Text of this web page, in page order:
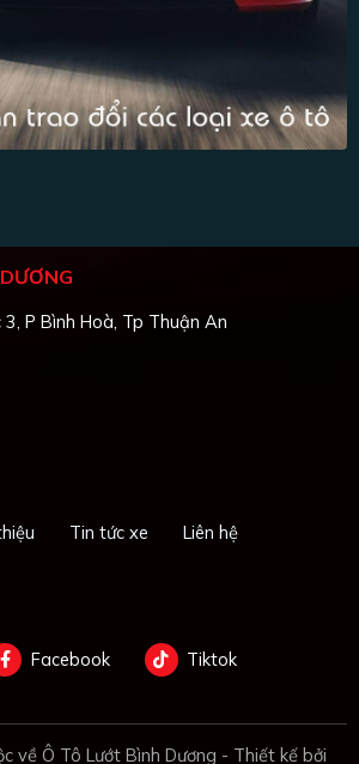
P Bình Hoà, Tp Thuận An
Tin tức xe Liên hệ
Facebook Tiktok
về Ô Tô Lướt Bình Dương - Thiết kế bởi